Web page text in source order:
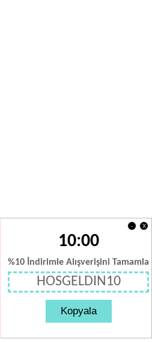
10:00
%10 İndirimle Alışverişini Tamamla
HOSGELDIN10
Kopyala
X
-